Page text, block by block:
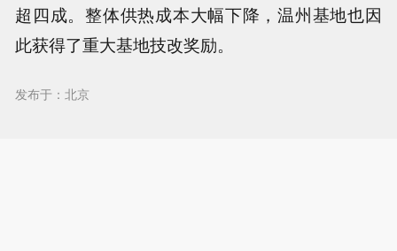
超四成。整体供热成本大幅下降，温州基地也因
此获得了重大基地技改奖励。
发布于：北京